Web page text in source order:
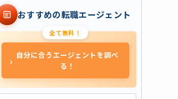
おすすめの転職エージェント
全て無料！
› 自分に合うエージェントを調べ
る！